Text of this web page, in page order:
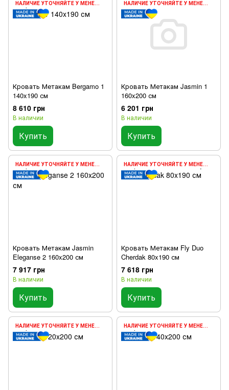
НАЛИЧИЕ УТОЧНЯЙТЕ У МЕНЕДЖЕРА
Кровать Метакам Bergamo 1
140x190 см
8 610 грн
В наличии
Купить
НАЛИЧИЕ УТОЧНЯЙТЕ У МЕНЕДЖЕРА
Кровать Метакам Jasmin 1
160x200 см
6 201 грн
В наличии
Купить
НАЛИЧИЕ УТОЧНЯЙТЕ У МЕНЕДЖЕРА
Кровать Метакам Jasmin
Eleganse 2 160x200 см
7 917 грн
В наличии
Купить
НАЛИЧИЕ УТОЧНЯЙТЕ У МЕНЕДЖЕРА
Кровать Метакам Fly Duo
Cherdak 80x190 см
7 618 грн
В наличии
Купить
НАЛИЧИЕ УТОЧНЯЙТЕ У МЕНЕДЖЕРА НАЛИЧИЕ УТОЧНЯЙТЕ У МЕНЕДЖЕРА